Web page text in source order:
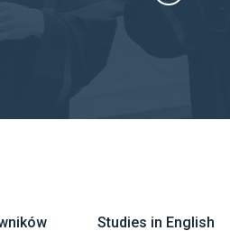
Studies in English